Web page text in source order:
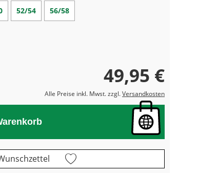
52/54 56/58
49,95 €
Alle Preise inkl. Mwst. zzgl.Versandkosten